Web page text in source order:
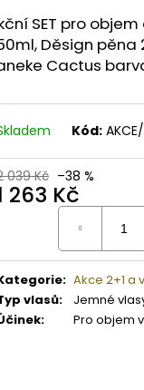
SET pro
Děsign pěna
Cactus
Kód:
039 Kč –38 %
263 Kč
: Akce 2+1 a
vlasů:
Jemné
: Pro objem